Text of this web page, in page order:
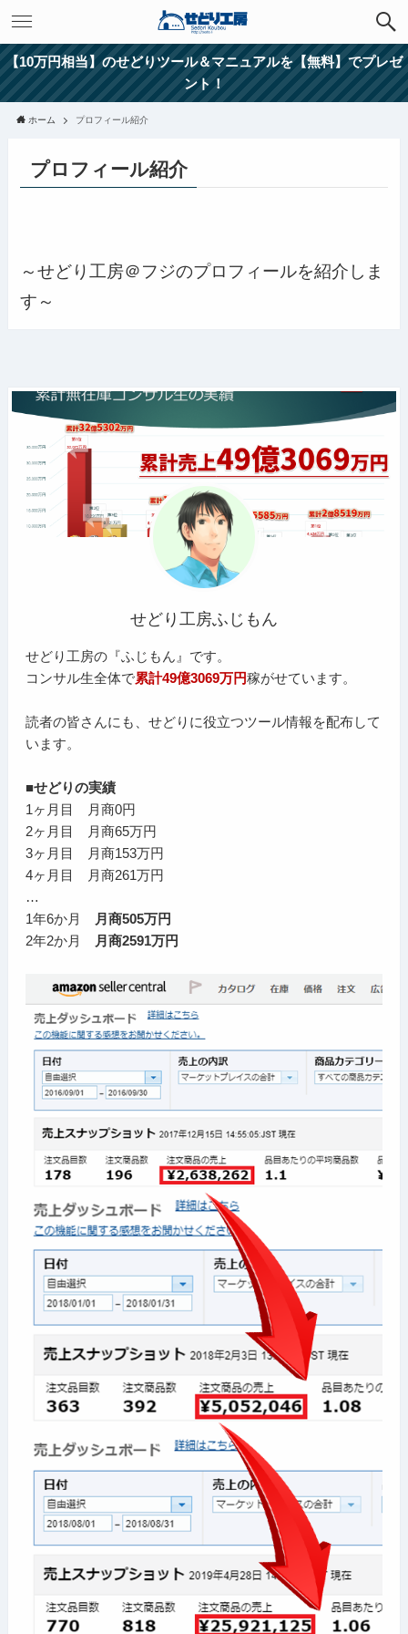
【10万円相当】のせどりツール＆マニュアルを【無料】でプレゼ
ント！
ホーム プロフィール紹介
プロフィール紹介
～せどり工房＠フジのプロフィールを紹介しま
す～
せどり工房ふじもん
せどり工房の『ふじもん』です。
コンサル生全体で累計49億3069万円稼がせています。
読者の皆さんにも、せどりに役立つツール情報を配布して
います。
■せどりの実績
1ヶ月目 月商0円
2ヶ月目 月商65万円
3ヶ月目 月商153万円
4ヶ月目 月商261万円
…
1年6か月
月商505万円
2年2か月
月商2591万円